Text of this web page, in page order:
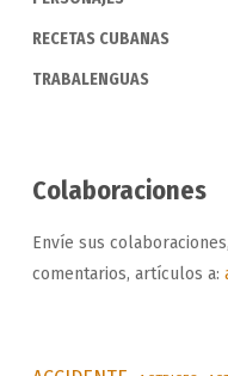
RECETAS CUBANAS
TRABALENGUAS
Colaboraciones
Envíe sus
comentarios, artículos a: